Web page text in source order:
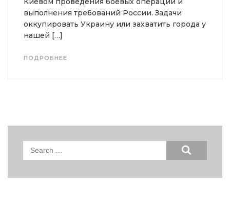
выполнения требований России. Задачи
оккупировать Украину или захватить города у
нашей […]
ПОДРОБНЕЕ
Search